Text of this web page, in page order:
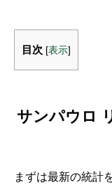
目次 [表示]
サンパウロ
まずは最新の統計